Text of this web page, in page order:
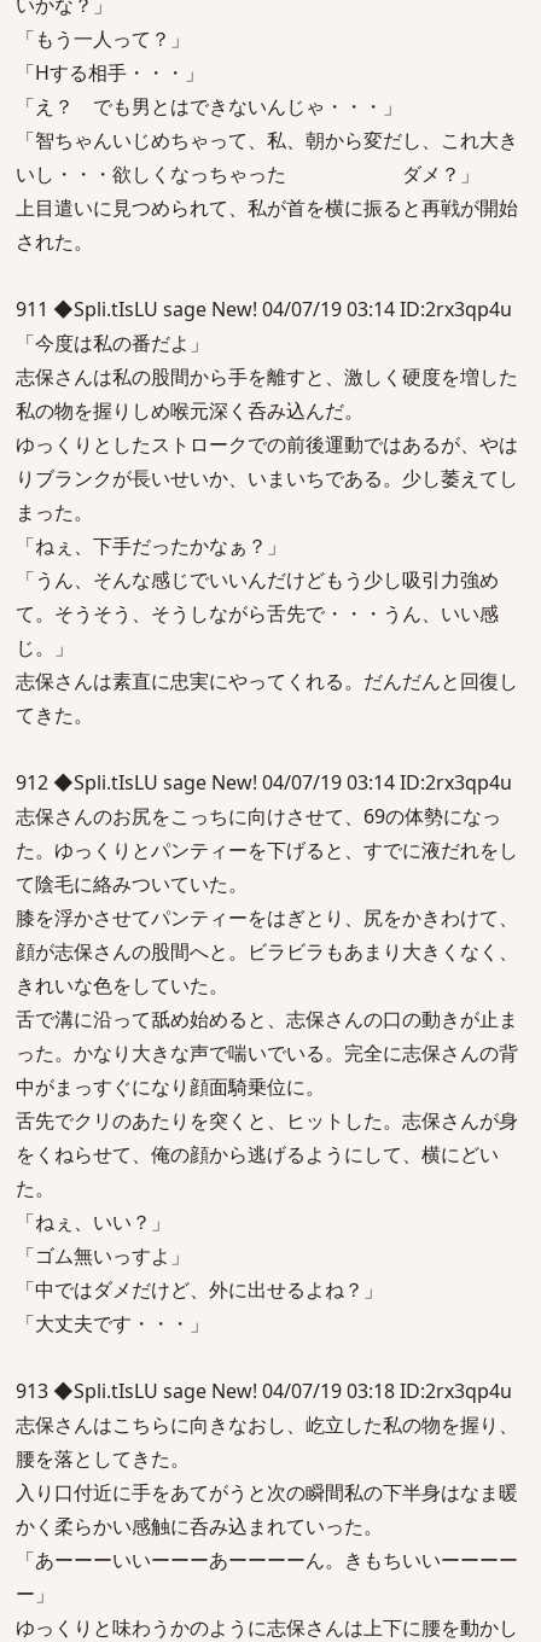
「もう一人って？」
「Hする相手・・・」
「え？ でも男とはできないんじゃ・・・」
「智ちゃんいじめちゃって、私、朝から変だし、これ大き
いし・・・欲しくなっちゃった ダメ？」
上目遣いに見つめられて、私が首を横に振ると再戦が開始
された。
911 ◆Spli.tIsLU sage New! 04/07/19 03:14 ID:2rx3qp4u
「今度は私の番だよ」
志保さんは私の股間から手を離すと、激しく硬度を増した
私の物を握りしめ喉元深く呑み込んだ。
ゆっくりとしたストロークでの前後運動ではあるが、やは
りブランクが長いせいか、いまいちである。少し萎えてし
まった。
「ねぇ、下手だったかなぁ？」
「うん、そんな感じでいいんだけどもう少し吸引力強め
て。そうそう、そうしながら舌先で・・・うん、いい感
じ。」
志保さんは素直に忠実にやってくれる。だんだんと回復し
てきた。
912 ◆Spli.tIsLU sage New! 04/07/19 03:14 ID:2rx3qp4u
志保さんのお尻をこっちに向けさせて、69の体勢になっ
た。ゆっくりとパンティーを下げると、すでに液だれをし
て陰毛に絡みついていた。
膝を浮かさせてパンティーをはぎとり、尻をかきわけて、
顔が志保さんの股間へと。ビラビラもあまり大きくなく、
きれいな色をしていた。
舌で溝に沿って舐め始めると、志保さんの口の動きが止ま
った。かなり大きな声で喘いでいる。完全に志保さんの背
中がまっすぐになり顔面騎乗位に。
舌先でクリのあたりを突くと、ヒットした。志保さんが身
をくねらせて、俺の顔から逃げるようにして、横にどい
た。
「ねぇ、いい？」
「ゴム無いっすよ」
「中ではダメだけど、外に出せるよね？」
「大丈夫です・・・」
913 ◆Spli.tIsLU sage New! 04/07/19 03:18 ID:2rx3qp4u
志保さんはこちらに向きなおし、屹立した私の物を握り、
腰を落としてきた。
入り口付近に手をあてがうと次の瞬間私の下半身はなま暖
かく柔らかい感触に呑み込まれていった。
「あーーーいいーーーあーーーーん。きもちいいーーーー
ー」
ゆっくりと味わうかのように志保さんは上下に腰を動かし